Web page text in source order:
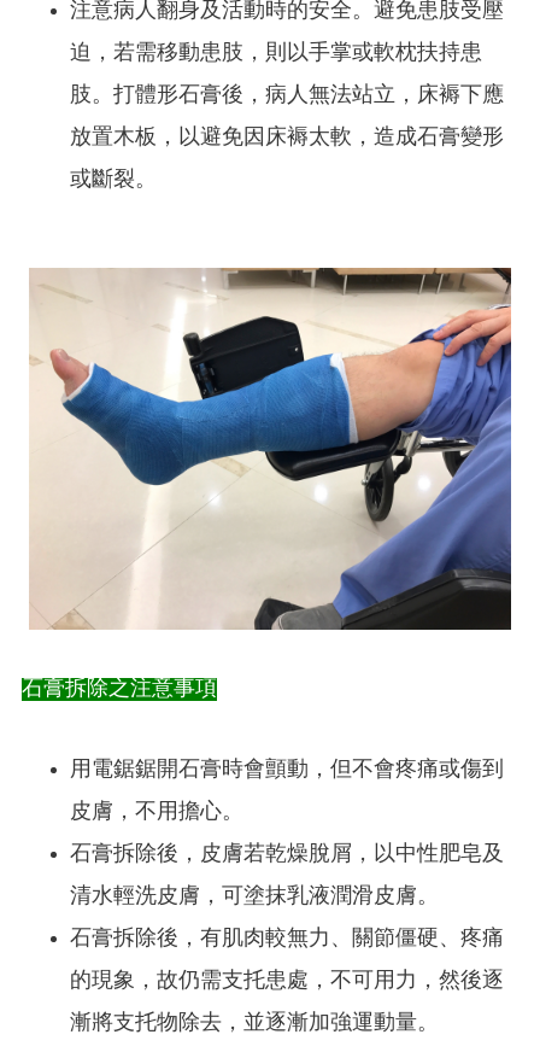
注意病人翻身及活動時的安全。避免患肢受壓
迫，若需移動患肢，則以手掌或軟枕扶持患
肢。打體形石膏後，病人無法站立，床褥下應
放置木板，以避免因床褥太軟，造成石膏變形
或斷裂。
石膏拆除之注意事項
用電鋸鋸開石膏時會顫動，但不會疼痛或傷到
皮膚，不用擔心。
石膏拆除後，皮膚若乾燥脫屑，以中性肥皂及
清水輕洗皮膚，可塗抹乳液潤滑皮膚。
石膏拆除後，有肌肉較無力、關節僵硬、疼痛
的現象，故仍需支托患處，不可用力，然後逐
漸將支托物除去，並逐漸加強運動量。